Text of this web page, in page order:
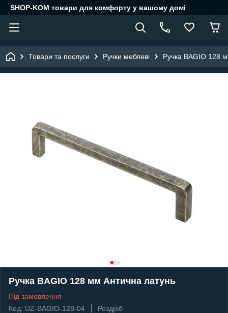
SHOP-KOM товари для комфорту у вашому домі
Товари та послуги Ручки меблеві Ручка BAGIO 128
Ручка BAGIO 128 мм Антична латунь
Під замовлення
Код: UZ-BAGIO-128-04
Роздріб